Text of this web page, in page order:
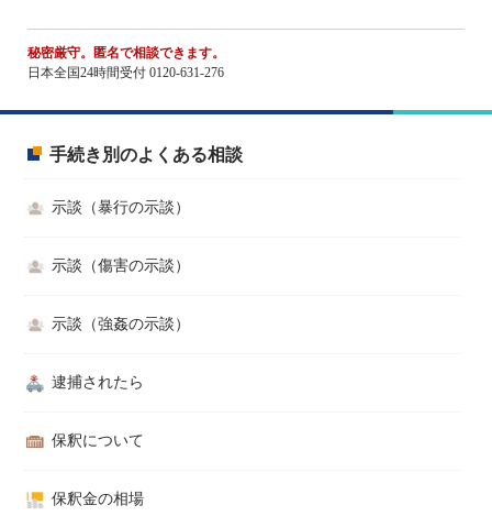
秘密厳守。匿名で相談できます。
日本全国24時間受付 0120-631-276
手続き別のよくある相談
示談（暴行の示談）
示談（傷害の示談）
示談（強姦の示談）
逮捕されたら
保釈について
保釈金の相場